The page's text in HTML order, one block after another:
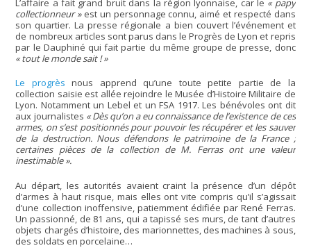
L’affaire a fait grand bruit dans la région lyonnaise, car le « papy
collectionneur »est un personnage connu, aimé et respecté dans
son quartier. La presse régionale a bien couvert l’événement et
de nombreux articles sont parus dans le Progrès de Lyon et repris
par le Dauphiné qui fait partie du même groupe de presse, donc
« tout le monde sait ! »
Le progrès nous apprend qu’une toute petite partie de la
collection saisie est allée rejoindre le Musée d’Histoire Militaire de
Lyon. Notamment un Lebel et un FSA 1917. Les bénévoles ont dit
aux journalistes « Dès qu’on a eu connaissance de l’existence de ces
armes, on s’est positionnés pour pouvoir les récupérer et les sauver
de la destruction. Nous défendons le patrimoine de la France ;
certaines pièces de la collection de M. Ferras ont une valeur
inestimable ».
Au départ, les autorités avaient craint la présence d’un dépôt
d’armes à haut risque, mais elles ont vite compris qu’il s’agissait
d’une collection inoffensive, patiemment édifiée par René Ferras.
Un passionné, de 81 ans, qui a tapissé ses murs, de tant d’autres
objets chargés d’histoire, des marionnettes, des machines à sous,
des soldats en porcelaine…